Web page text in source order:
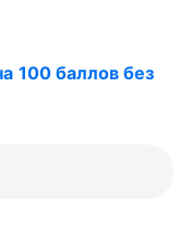
100 баллов без